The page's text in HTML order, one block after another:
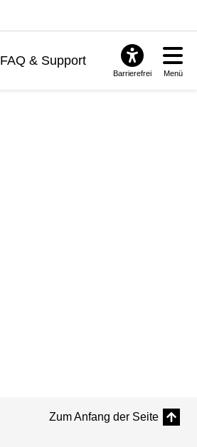
FAQ & Support
Barrierefrei Menü
Zum Anfang der Seite